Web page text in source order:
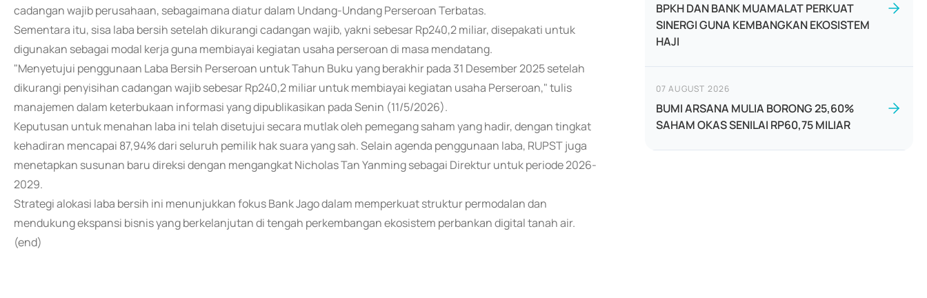
cadangan wajib perusahaan, sebagaimana diatur dalam Undang-Undang Perseroan Terbatas.
Sementara itu, sisa laba bersih setelah dikurangi cadangan wajib, yakni sebesar Rp240,2 miliar, disepakati untuk
digunakan sebagai modal kerja guna membiayai kegiatan usaha perseroan di masa mendatang.
"Menyetujui penggunaan Laba Bersih Perseroan untuk Tahun Buku yang berakhir pada 31 Desember 2025 setelah
dikurangi penyisihan cadangan wajib sebesar Rp240,2 miliar untuk membiayai kegiatan usaha Perseroan," tulis
manajemen dalam keterbukaan informasi yang dipublikasikan pada Senin (11/5/2026).
Keputusan untuk menahan laba ini telah disetujui secara mutlak oleh pemegang saham yang hadir, dengan tingkat
kehadiran mencapai 87,94% dari seluruh pemilik hak suara yang sah. Selain agenda penggunaan laba, RUPST juga
menetapkan susunan baru direksi dengan mengangkat Nicholas Tan Yanming sebagai Direktur untuk periode 2026-
2029.
Strategi alokasi laba bersih ini menunjukkan fokus Bank Jago dalam memperkuat struktur permodalan dan
mendukung ekspansi bisnis yang berkelanjutan di tengah perkembangan ekosistem perbankan digital tanah air.
(end)
BPKH DAN BANK MUAMALAT PERKUAT
SINERGI GUNA KEMBANGKAN EKOSISTEM
HAJI
07 AUGUST 2026
BUMI ARSANA MULIA BORONG 25,60%
SAHAM OKAS SENILAI RP60,75 MILIAR